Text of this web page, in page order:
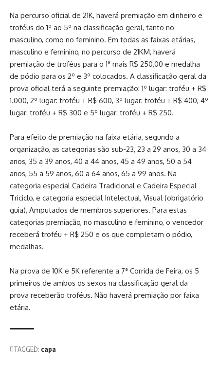
Na percurso oficial de 21K, haverá premiação em dinheiro e
troféus do 1º ao 5º na classificação geral, tanto no
masculino, como no feminino. Em todas as faixas etárias,
masculino e feminino, no percurso de 21KM, haverá
premiação de troféus para o 1° mais R$ 250,00 e medalha
de pódio para os 2º e 3º colocados. A classificação geral da
prova oficial terá a seguinte premiação: 1º lugar: troféu + R$
1.000, 2º lugar: troféu + R$ 600, 3º lugar: troféu + R$ 400, 4º
lugar: troféu + R$ 300 e 5º lugar: troféu + R$ 250.
Para efeito de premiação na faixa etária, segundo a
organização, as categorias são sub-23, 23 a 29 anos, 30 a 34
anos, 35 a 39 anos, 40 a 44 anos, 45 a 49 anos, 50 a 54
anos, 55 a 59 anos, 60 a 64 anos, 65 a 99 anos. Na
categoria especial Cadeira Tradicional e Cadeira Especial
Triciclo, e categoria especial Intelectual, Visual (obrigatório
guia), Amputados de membros superiores. Para estas
categorias premiação, no masculino e feminino, o vencedor
receberá troféu + R$ 250 e os que completam o pódio,
medalhas.
Na prova de 10K e 5K referente a 7ª Corrida de Feira, os 5
primeiros de ambos os sexos na classificação geral da
prova receberão troféus. Não haverá premiação por faixa
etária.
TAGGED: capa